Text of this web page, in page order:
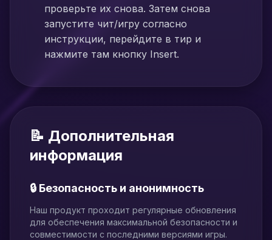
проверьте их снова. Затем снова
запустите чит/игру согласно
инструкции, перейдите в тир и
нажмите там кнопку Insert.
📝 Дополнительная
информация
🔒 Безопасность и анонимность
Наш продукт проходит регулярные обновления
для обеспечения максимальной безопасности и
совместимости с последними версиями игры.